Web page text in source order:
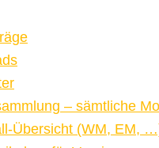
– sämtliche
Übersicht (WM, EM,